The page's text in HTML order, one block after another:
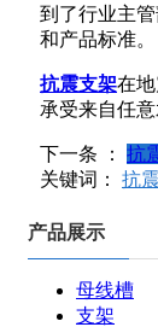
到了行业主
和产品标准。
抗震支架在
承受来自任意
下一条 ：
抗
关键词： 抗
产品展示
母线槽
支架